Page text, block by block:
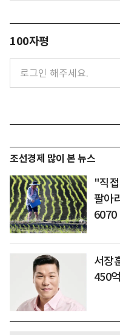
100자평
조선경제 많이 본 뉴스
"직
팔아
6070
서장
450